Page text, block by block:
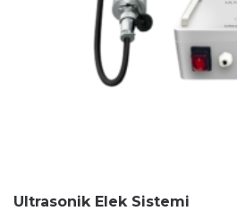
Ultrasonik Elek Sistemi